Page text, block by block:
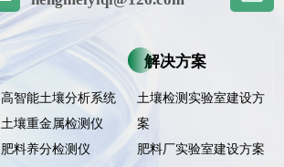
高智能土壤分析系统
土壤重金属检测仪
肥料养分检测仪
解决方案
土壤检测实验室建设方
案
肥料厂实验室建设方案